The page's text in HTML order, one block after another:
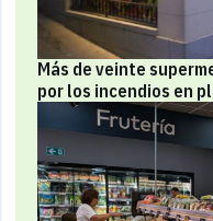
Más de veinte
por los incendios en